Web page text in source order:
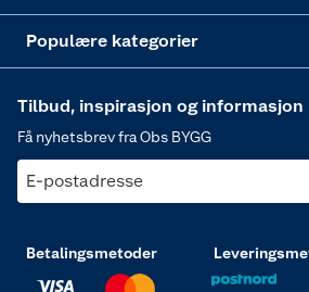
Populære kategorier
Tilbud, inspirasjon og informasjon
Få nyhetsbrev fra Obs BYGG
E-postadresse
Betalingsmetoder